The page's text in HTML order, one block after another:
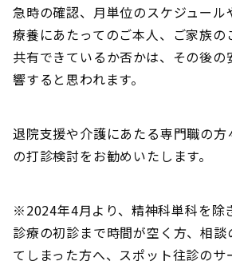
急時の確認、月単位のスケジュール
療養にあたってのご本人、ご家族の
共有できているか否かは、その後の
響すると思われます。
退院支援や介護にあたる専門職の方
の打診検討をお勧めいたします。
※2024年4月より、精神科単科を除
診療の初診まで時間が空く方、相談
てしまった方へ、スポット往診のサ